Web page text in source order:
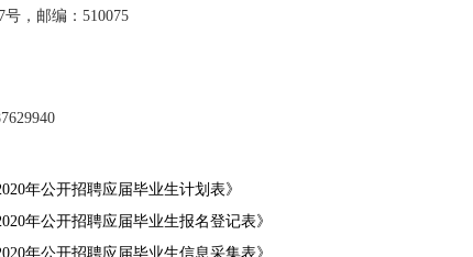
，邮编：510075
年公开招聘应届毕业生计划表》
年公开招聘应届毕业生报名登记表》
年公开招聘应届毕业生信息采集表》